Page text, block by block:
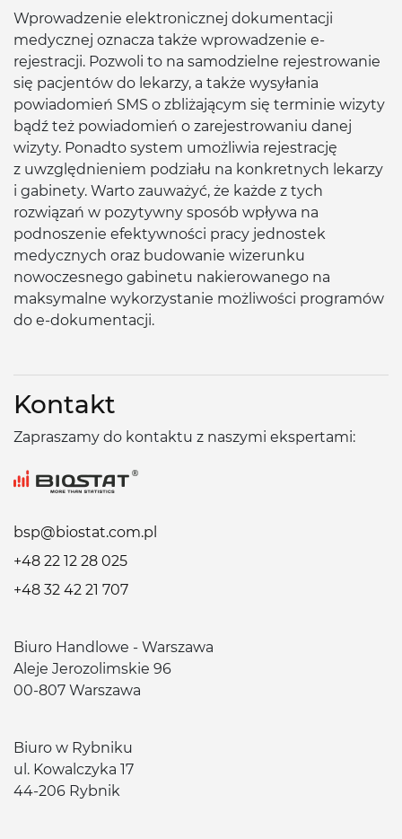
Wprowadzenie elektronicznej dokumentacji
medycznej oznacza także wprowadzenie e-
rejestracji. Pozwoli to na samodzielne rejestrowanie
się pacjentów do lekarzy, a także wysyłania
powiadomień SMS o zbliżającym się terminie wizyty
bądź też powiadomień o zarejestrowaniu danej
wizyty. Ponadto system umożliwia rejestrację
z uwzględnieniem podziału na konkretnych lekarzy
i gabinety. Warto zauważyć, że każde z tych
rozwiązań w pozytywny sposób wpływa na
podnoszenie efektywności pracy jednostek
medycznych oraz budowanie wizerunku
nowoczesnego gabinetu nakierowanego na
maksymalne wykorzystanie możliwości programów
do e-dokumentacji.
Kontakt
Zapraszamy do kontaktu z naszymi ekspertami:
bsp@biostat.com.pl
+48 22 12 28 025
+48 32 42 21 707
Biuro Handlowe - Warszawa
Aleje Jerozolimskie 96
00-807 Warszawa
Biuro w Rybniku
ul. Kowalczyka 17
44-206 Rybnik